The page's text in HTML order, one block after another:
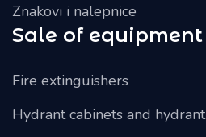
Znakovi i nalepnice
Sale of equipment
Fire extinguishers
Hydrant cabinets and